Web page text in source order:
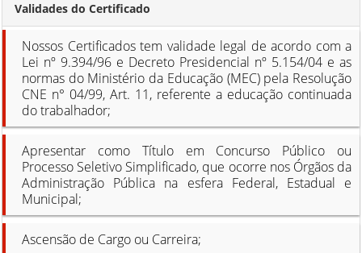
Validades do Certificado
Nossos Certificados tem validade legal de acordo com a
Lei nº 9.394/96 e Decreto Presidencial nº 5.154/04 e as
normas do Ministério da Educação (MEC) pela Resolução
CNE n° 04/99, Art. 11, referente a educação continuada
do trabalhador;
Apresentar como Título em Concurso Público ou
Processo Seletivo Simplificado, que ocorre nos Órgãos da
Administração Pública na esfera Federal, Estadual e
Municipal;
Ascensão de Cargo ou Carreira;